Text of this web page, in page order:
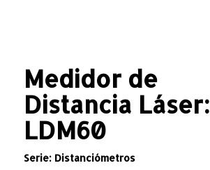
Medidor de
Distancia Láser:
LDM60
Serie: Distanciómetros